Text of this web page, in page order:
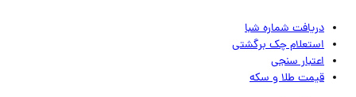
دریافت شماره شبا
استعلام چک برگشتی
اعتبار سنجی
قیمت طلا و سکه